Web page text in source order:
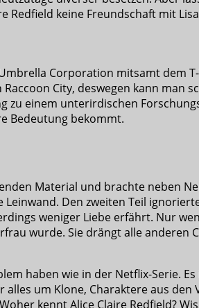
keine Freundschaft mit
Corporation mitsamt dem
City, deswegen kann man
zu einem unterirdischen
Bedeutung bekommt.
Material und brachte neben
Leinwand. Den zweiten Teil
weniger Liebe erfährt. Nur
wurde. Sie drängt alle
haben wie in der Netflix-Serie.
um Klone, Charaktere aus
kennt Alice Claire Redfield?